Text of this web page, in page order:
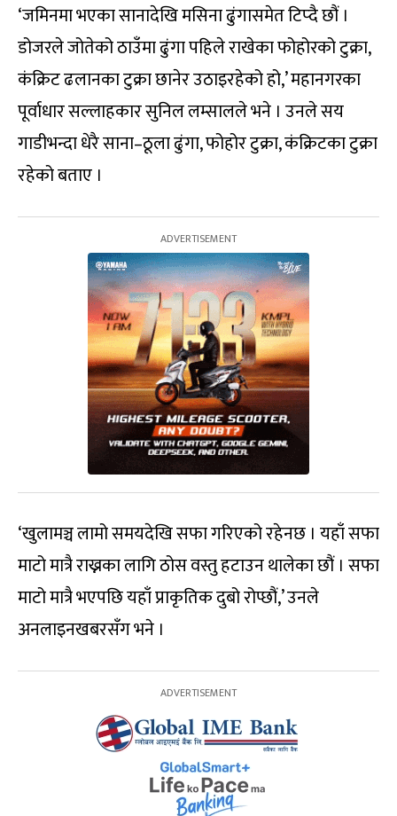
‘जमिनमा भएका सानादेखि मसिना ढुंगासमेत टिप्दै छौं ।
डोजरले जोतेको ठाउँमा ढुंगा पहिले राखेका फोहोरको टुक्रा,
कंक्रिट ढलानका टुक्रा छानेर उठाइरहेको हो,’ महानगरका
पूर्वाधार सल्लाहकार सुनिल लम्सालले भने । उनले सय
गाडीभन्दा धेरै साना–ठूला ढुंगा, फोहोर टुक्रा, कंक्रिटका टुक्रा
रहेको बताए ।
‘खुलामञ्च लामो समयदेखि सफा गरिएको रहेनछ । यहाँ सफा
माटो मात्रै राख्नका लागि ठोस वस्तु हटाउन थालेका छौं । सफा
माटो मात्रै भएपछि यहाँ प्राकृतिक दुबो रोप्छौं,’ उनले
अनलाइनखबरसँग भने ।